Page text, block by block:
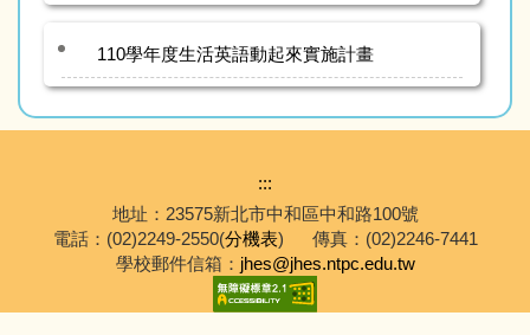
110學年度生活英語動起來實施計畫
:::
地址：23575新北市中和區中和路100號
電話：(02)2249-2550(分機表)
傳真：(02)2246-7441
學校郵件信箱： jhes@jhes.ntpc.edu.tw